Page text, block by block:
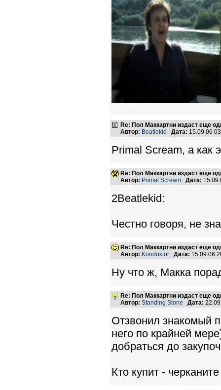
Re: Пол Маккартни издаст еще
Автор: Beatlekid Дата: 15.09.06
Primal Scream, а как
Re: Пол Маккартни издаст еще
Автор: Primal Scream Дата:
2Beatlekid:
Честно говоря, не
Re: Пол Маккартни издаст еще
Автор: Konduktor Дата: 15.09.06
Ну что ж, Макка
Re: Пол Маккартни издаст еще
Автор: Standing Stone Дата:
Отзвонил знакомый
него по крайней
добраться до
Кто купит -